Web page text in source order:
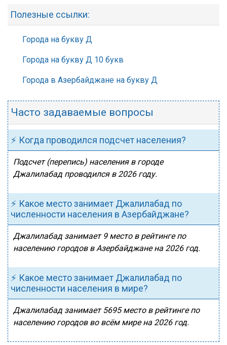
Полезные ссылки:
Города на букву Д
Города на букву Д 10 букв
Города в Азербайджане на букву Д
Часто задаваемые вопросы
⚡ Когда проводился подсчет населения?
Подсчет (перепись) населения в городе
Джалилабад проводился в 2026 году.
⚡ Какое место занимает Джалилабад по
численности населения в Азербайджане?
Джалилабад занимает 9 место в рейтинге по
населению городов в Азербайджане на 2026 год.
⚡ Какое место занимает Джалилабад по
численности населения в мире?
Джалилабад занимает 5695 место в рейтинге по
населению городов во всём мире на 2026 год.